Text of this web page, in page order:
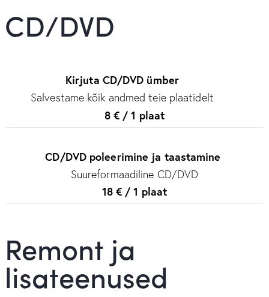
CD/DVD
Kirjuta CD/DVD ümber
Salvestame kõik andmed teie plaatidelt
8 € / 1 plaat
CD/DVD poleerimine ja taastamine
Suureformaadiline CD/DVD
18 € / 1 plaat
Remont ja
lisateenused